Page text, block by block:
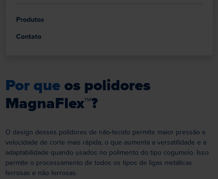
Por queos polidores
MagnaFlex™?
O design desses polidores de não-tecido permite maior pressão e
velocidade de corte mais rápida, o que aumenta a versatilidade e a
adaptabilidade quando usados no polimento do tipo cogumelo. Isso
permite o processamento de todos os tipos de ligas metálicas
ferrosas e não ferrosas.
Produtos
Contato